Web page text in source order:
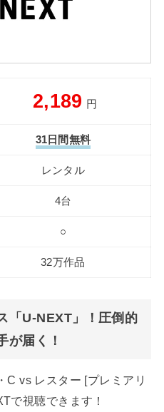
2,189 円
31日間無料
レンタル
4台
○
32万作品
「U-NEXT」！圧倒的
が届く！
C vs レスター [プレミアリ
で視聴できます！